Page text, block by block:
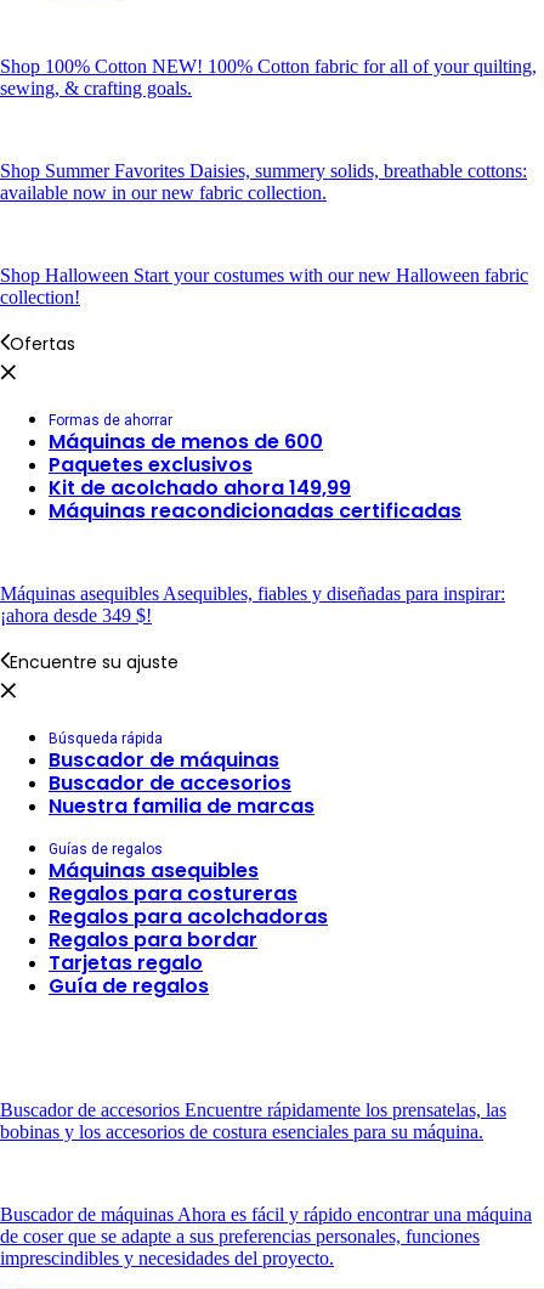
Shop 100% Cotton NEW! 100% Cotton fabric for all of your quilting,
sewing, & crafting goals.
Shop Summer Favorites Daisies, summery solids, breathable cottons:
available now in our new fabric collection.
Shop Halloween Start your costumes with our new Halloween fabric
collection!
Ofertas
Formas de ahorrar
Máquinas de menos de 600
Paquetes exclusivos
Kit de acolchado ahora 149,99
Máquinas reacondicionadas certificadas
Máquinas asequibles Asequibles, fiables y diseñadas para inspirar:
¡ahora desde 349 $!
Encuentre su ajuste
Búsqueda rápida
Buscador de máquinas
Buscador de accesorios
Nuestra familia de marcas
Guías de regalos
Máquinas asequibles
Regalos para costureras
Regalos para acolchadoras
Regalos para bordar
Tarjetas regalo
Guía de regalos
Buscador de accesorios Encuentre rápidamente los prensatelas, las
bobinas y los accesorios de costura esenciales para su máquina.
Buscador de máquinas Ahora es fácil y rápido encontrar una máquina
de coser que se adapte a sus preferencias personales, funciones
imprescindibles y necesidades del proyecto.